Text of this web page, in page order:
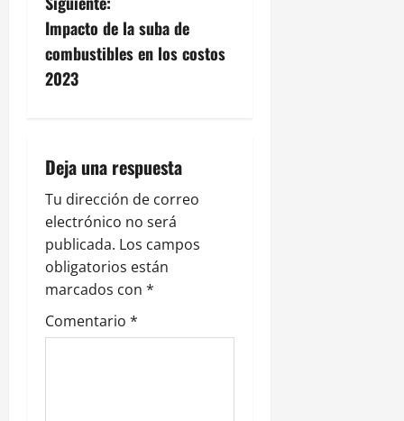
e
g
a
i
ó
n
d
e
Impacto de la suba de
combustibles en los costos
2023
Deja una respuesta
Tu dirección de correo
electrónico no será
publicada. Los campos
obligatorios están
marcados con *
Comentario *